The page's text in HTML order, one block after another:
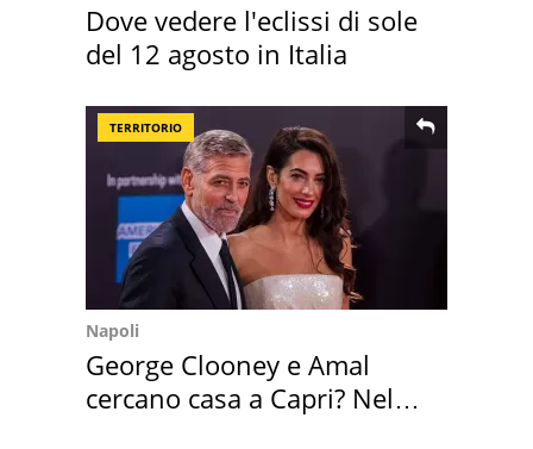
Dove vedere l'eclissi di sole
del 12 agosto in Italia
TERRITORIO
Napoli
George Clooney e Amal
cercano casa a Capri? Nel